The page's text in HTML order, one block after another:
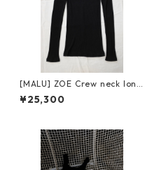
[MALU] ZOE Crew neck long
sleeve
¥25,300